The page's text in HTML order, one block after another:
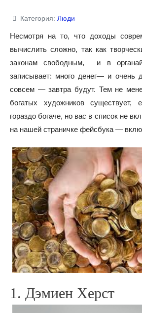
Категория: Люди
Несмотря на то, что доходы
вычислить сложно, так как
законам свободным, и в
записывает: много денег— и очень
совсем — завтра будут. Тем не
богатых художников существует,
гораздо богаче, но вас в список не
на нашей страничке фейсбука —
1. Дэмиен Херст